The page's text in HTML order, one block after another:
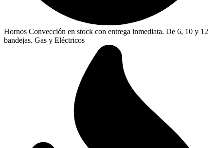
Hornos Convección en stock con entrega inmediata. De 6, 10 y 12
bandejas. Gas y Eléctricos